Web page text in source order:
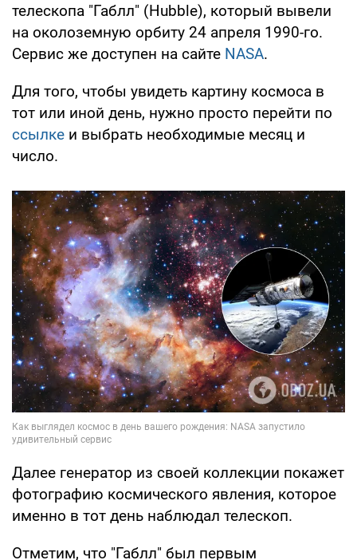
телескопа "Габлл" (Hubble), который вывели
на околоземную орбиту 24 апреля 1990-го.
Сервис же доступен на сайте NASA.
Для того, чтобы увидеть картину космоса в
тот или иной день, нужно просто перейти по
ссылке и выбрать необходимые месяц и
число.
Далее генератор из своей коллекции покажет
фотографию космического явления, которое
именно в тот день наблюдал телескоп.
Отметим, что "Габлл" был первым